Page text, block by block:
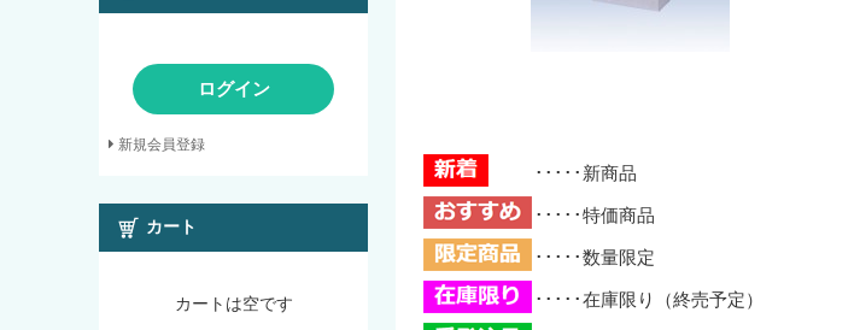
･････新商品
･････特価商品
･････数量限定
･････在庫限り（終売予定）
ログイン
新規会員登録
カート
カートは空です